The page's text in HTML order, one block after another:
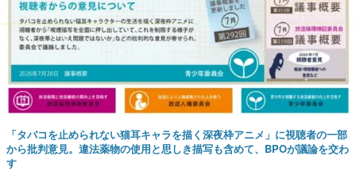
「タバコを止められない猫耳キャラを描く深夜枠アニメ」に視聴者の一部
から批判意見。違法薬物の使用と思しき描写も含めて、BPOが議論を交わ
す